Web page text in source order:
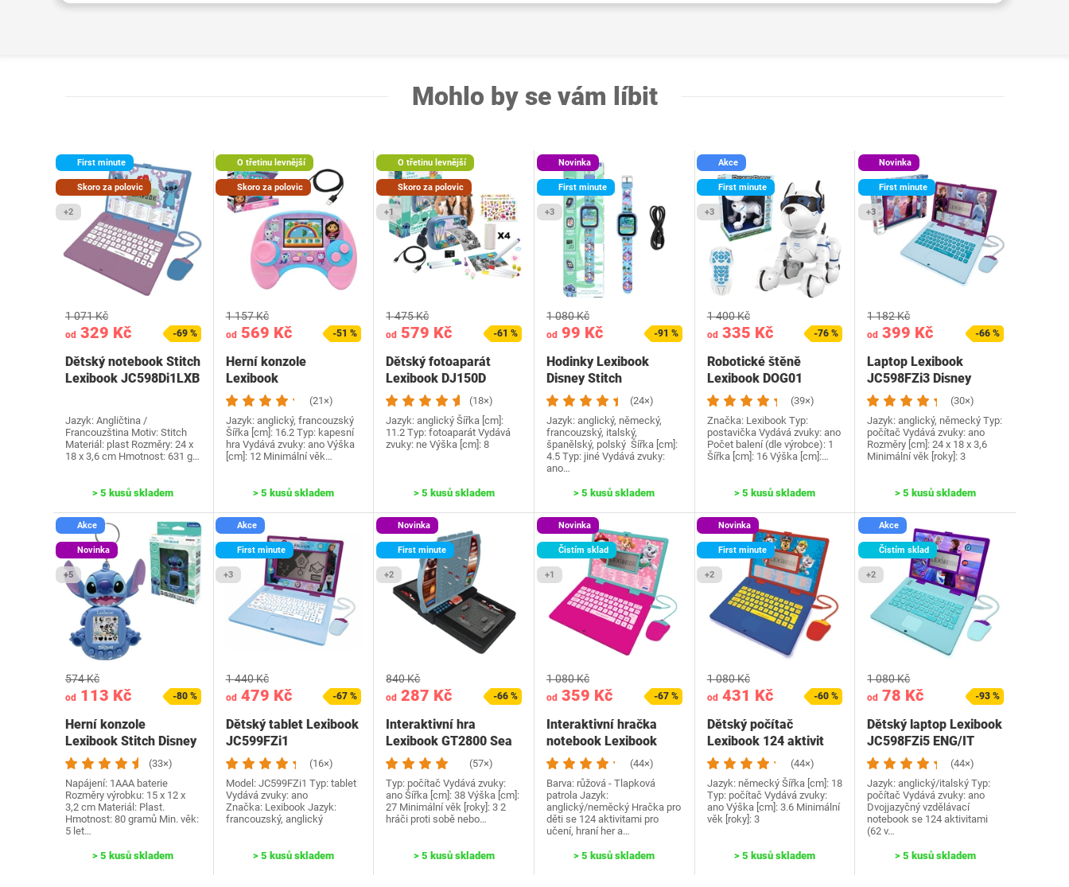
Mohlo by se vám líbit
First minute
Skoro za polovic
+2
od 329 Kč
1 071 Kč
-69 %
Dětský notebook Stitch
Lexibook JC598Di1LXB
Jazyk: Angličtina /
Francouzština Motiv: Stitch
Materiál: plast Rozměry: 24 x
18 x 3,6 cm Hmotnost: 631 g…
> 5 kusů skladem
O třetinu levnější
Skoro za polovic
od569 Kč
1 157 Kč
-51 %
Herní konzole
Lexibook
JCG100GDHi1 Gabby
(21×)
Jazyk: anglický, francouzský
Šířka [cm]: 16.2 Typ: kapesní
hra Vydává zvuky: ano Výška
[cm]: 12 Minimální věk…
> 5 kusů skladem
O třetinu levnější
Skoro za polovic
+1
od 579 Kč
1 475 Kč
-61 %
Dětský fotoaparát
Lexibook DJ150D
modrý
(18×)
Jazyk: anglický Šířka [cm]:
11.2 Typ: fotoaparát Vydává
zvuky: ne Výška [cm]: 8
> 5 kusů skladem
Novinka
First minute
+3
od99 Kč
1 080 Kč
-91 %
Hodinky Lexibook
Disney Stitch
(24×)
Jazyk: anglický, německý,
francouzský, italský,
španělský, polský Šířka [cm]:
4.5 Typ: jiné Vydává zvuky:
ano…
> 5 kusů skladem
Akce
First minute
+3
od335 Kč
1 400 Kč
-76 %
Robotické štěně
Lexibook DOG01
(39×)
Značka: Lexibook Typ:
postavička Vydává zvuky: ano
Počet balení (dle výrobce): 1
Šířka [cm]: 16 Výška [cm]:…
> 5 kusů skladem
Novinka
First minute
+3
od 399 Kč
1 182 Kč
-66 %
Laptop Lexibook
JC598FZi3 Disney
Frozen
(30×)
Jazyk: anglický, německý Typ:
počítač Vydává zvuky: ano
Rozměry [cm]: 24 x 18 x 3,6
Minimální věk [roky]: 3
> 5 kusů skladem
Akce
Novinka
+5
od 113 Kč
574 Kč
-80 %
Herní konzole
Lexibook Stitch Disney
(33×)
Napájení: 1AAA baterie
Rozměry výrobku: 15 x 12 x
3,2 cm Materiál: Plast.
Hmotnost: 80 gramů Min. věk:
5 let…
> 5 kusů skladem
Akce
First minute
+3
od479 Kč
1 440 Kč
-67 %
Dětský tablet Lexibook
JC599FZi1
(16×)
Model: ‎JC599FZi1 Typ: tablet
Vydává zvuky: ano
Značka: Lexibook Jazyk:
francouzský, anglický
> 5 kusů skladem
Novinka
First minute
+2
od 287 Kč
840 Kč
-66 %
Interaktivní hra
Lexibook GT2800 Sea
Battle
(57×)
Typ: počítač Vydává zvuky:
ano Šířka [cm]: 38 Výška [cm]:
27 Minimální věk [roky]: 3 2
hráči proti sobě nebo…
> 5 kusů skladem
Novinka
Čistím sklad
+1
od359 Kč
1 080 Kč
-67 %
Interaktivní hračka
notebook Lexibook
(44×)
Barva: růžová - Tlapková
patrola Jazyk:
anglický/neměcký Hračka pro
děti se 124 aktivitami pro
učení, hraní her a…
> 5 kusů skladem
Novinka
First minute
+2
od431 Kč
1 080 Kč
-60 %
Dětský počítač
Lexibook 124 aktivit
(44×)
Jazyk: německý Šířka [cm]: 18
Typ: počítač Vydává zvuky:
ano Výška [cm]: 3.6 Minimální
věk [roky]: 3
> 5 kusů skladem
Akce
Čistím sklad
+2
od 78 Kč
1 080 Kč
-93 %
Dětský laptop Lexibook
JC598FZi5 ENG/IT
(44×)
Jazyk: anglický/italský Typ:
počítač Vydává zvuky: ano
Dvojjazyčný vzdělávací
notebook se 124 aktivitami
(62 v…
> 5 kusů skladem